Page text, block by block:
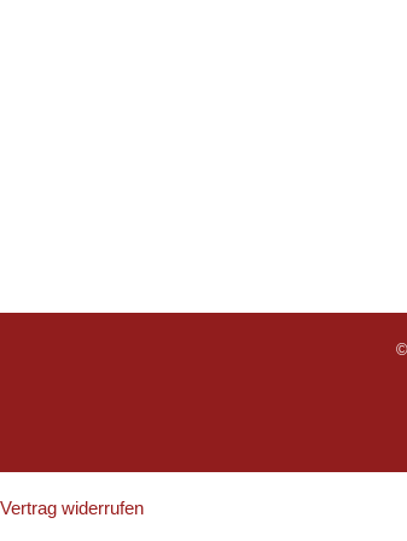
Vertrag widerrufen